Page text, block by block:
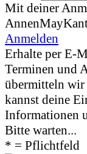
Mit deiner
Anmelden
Erhalte per E-
Terminen und
übermitteln wir
kannst deine
Informationen
Bitte warten...
* = Pflichtfeld